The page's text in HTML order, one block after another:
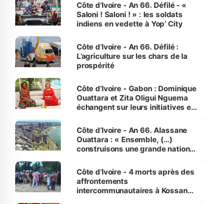
Côte d’Ivoire - An 66. Défilé - «
Saloni ! Saloni ! » : les soldats
indiens en vedette à Yop’ City
Côte d’Ivoire - An 66. Défilé :
L’agriculture sur les chars de la
prospérité
Côte d’Ivoire - Gabon : Dominique
Ouattara et Zita Oligui Nguema
échangent sur leurs initiatives en
enfants
Côte d’Ivoire - An 66. Alassane
Ouattara : « Ensemble, (…)
construisons une grande nation
générations futures »
Côte d’Ivoire - 4 morts après des
affrontements
intercommunautaires à Kossandji